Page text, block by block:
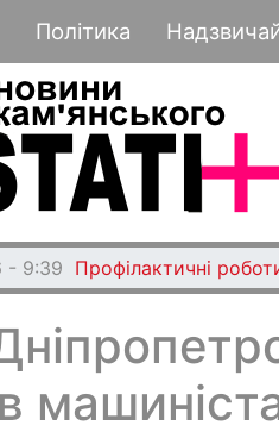
Політика
- 9:39 Профілактичні